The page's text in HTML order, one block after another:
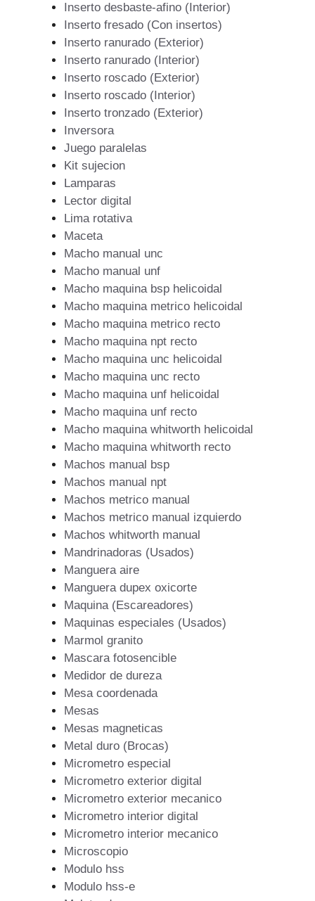
Inserto desbaste-afino (Interior)
Inserto fresado (Con insertos)
Inserto ranurado (Exterior)
Inserto ranurado (Interior)
Inserto roscado (Exterior)
Inserto roscado (Interior)
Inserto tronzado (Exterior)
Inversora
Juego paralelas
Kit sujecion
Lamparas
Lector digital
Lima rotativa
Maceta
Macho manual unc
Macho manual unf
Macho maquina bsp helicoidal
Macho maquina metrico helicoidal
Macho maquina metrico recto
Macho maquina npt recto
Macho maquina unc helicoidal
Macho maquina unc recto
Macho maquina unf helicoidal
Macho maquina unf recto
Macho maquina whitworth helicoidal
Macho maquina whitworth recto
Machos manual bsp
Machos manual npt
Machos metrico manual
Machos metrico manual izquierdo
Machos whitworth manual
Mandrinadoras (Usados)
Manguera aire
Manguera dupex oxicorte
Maquina (Escareadores)
Maquinas especiales (Usados)
Marmol granito
Mascara fotosencible
Medidor de dureza
Mesa coordenada
Mesas
Mesas magneticas
Metal duro (Brocas)
Micrometro especial
Micrometro exterior digital
Micrometro exterior mecanico
Micrometro interior digital
Micrometro interior mecanico
Microscopio
Modulo hss
Modulo hss-e